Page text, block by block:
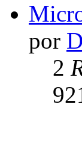
por
2